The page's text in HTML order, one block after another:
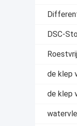
DSC-
de klep
de klep